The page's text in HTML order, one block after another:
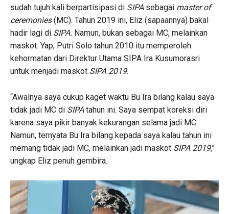
sudah tujuh kali berpartisipasi di SIPA sebagai master of
ceremonies(MC). Tahun 2019 ini, Eliz (sapaannya) bakal
hadir lagi di SIPA. Namun, bukan sebagai MC, melainkan
maskot. Yap, Putri Solo tahun 2010 itu memperoleh
kehormatan dari Direktur Utama SIPA Ira Kusumorasri
untuk menjadi maskot SIPA 2019.
“Awalnya saya cukup kaget waktu Bu Ira bilang kalau saya
tidak jadi MC di SIPAtahun ini. Saya sempat koreksi diri
karena saya pikir banyak kekurangan selama jadi MC.
Namun, ternyata Bu Ira bilang kepada saya kalau tahun ini
memang tidak jadi MC, melainkan jadi maskot SIPA 2019,”
ungkap Eliz penuh gembira.